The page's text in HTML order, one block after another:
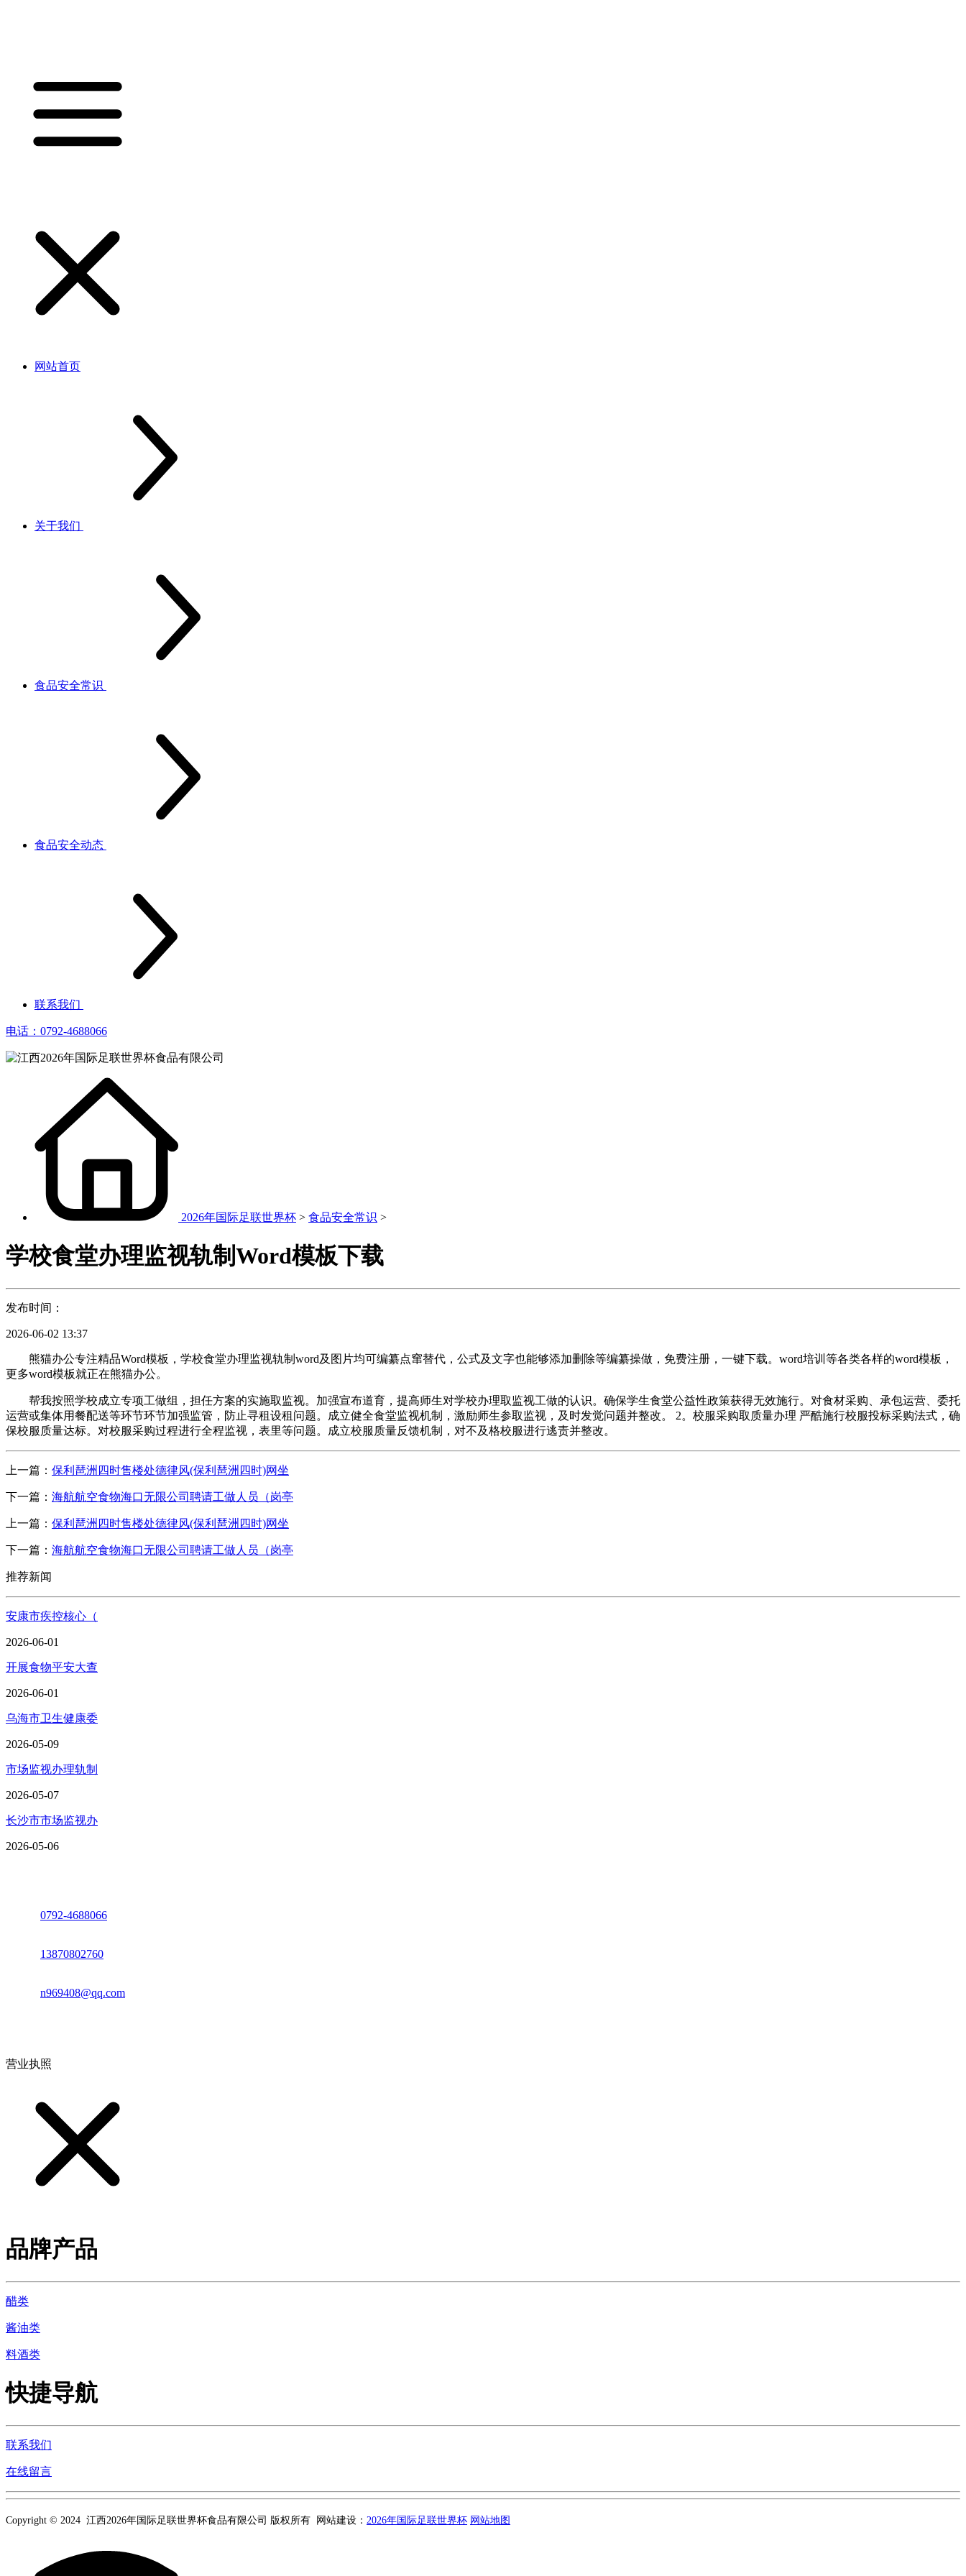
网站首页
关于我们
食品安全常识
食品安全动态
联系我们
电话：0792-4688066
2026年国际足联世界杯 > 食品安全常识 >
学校食堂办理监视轨制Word模板下载
发布时间：
2026-06-02 13:37
熊猫办公专注精品Word模板，学校食堂办理监视轨制word及图片均可编纂点窜替代，公式及文字也能够添加删除等编纂操做，免费注册，一键下载。word培训等各类各样的word模板，
更多word模板就正在熊猫办公。
帮我按照学校成立专项工做组，担任方案的实施取监视。加强宣布道育，提高师生对学校办理取监视工做的认识。确保学生食堂公益性政策获得无效施行。对食材采购、承包运营、委托
运营或集体用餐配送等环节环节加强监管，防止寻租设租问题。成立健全食堂监视机制，激励师生参取监视，及时发觉问题并整改。 2。校服采购取质量办理 严酷施行校服投标采购法式，确
保校服质量达标。对校服采购过程进行全程监视，表里等问题。成立校服质量反馈机制，对不及格校服进行逃责并整改。
上一篇： 保利琶洲四时售楼处德律风(保利琶洲四时)网坐
下一篇： 海航航空食物海口无限公司聘请工做人员（岗亭
上一篇： 保利琶洲四时售楼处德律风(保利琶洲四时)网坐
下一篇： 海航航空食物海口无限公司聘请工做人员（岗亭
推荐新闻
安康市疾控核心（
2026-06-01
开展食物平安大查
2026-06-01
乌海市卫生健康委
2026-05-09
市场监视办理轨制
2026-05-07
长沙市市场监视办
2026-05-06
0792-4688066
13870802760
n969408@qq.com
营业执照
品牌产品
醋类
酱油类
料酒类
快捷导航
联系我们
在线留言
Copyright © 2024 江西2026年国际足联世界杯食品有限公司 版权所有 网站建设： 2026年国际足联世界杯 网站地图